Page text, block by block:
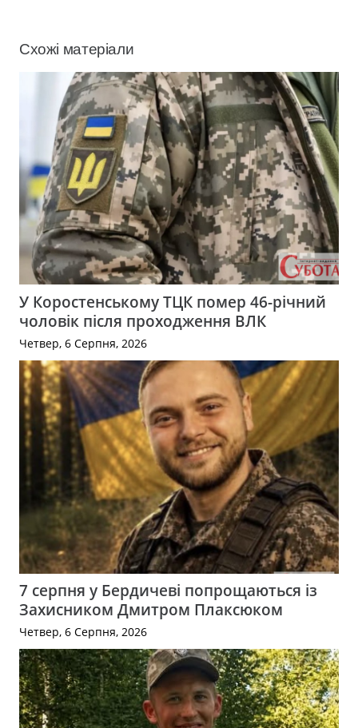
Схожі матеріали
У Коростенському ТЦК помер 46-річний
чоловік після проходження ВЛК
Четвер, 6 Серпня, 2026
7 серпня у Бердичеві попрощаються із
Захисником Дмитром Плаксюком
Четвер, 6 Серпня, 2026